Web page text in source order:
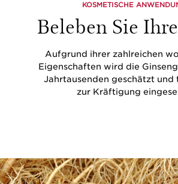
KOSMETISCHE
Beleben Sie
Aufgrund ihrer zahlreichen
Eigenschaften wird die
Jahrtausenden geschätzt
zur Kräftigung